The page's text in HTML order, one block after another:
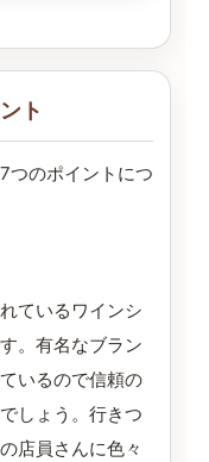
ト
つのポイントにつ
ているワインシ
。有名なブラン
いるので信頼の
しょう。行きつ
店員さんに色々